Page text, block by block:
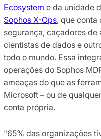
Ecosystem e da unidade
Sophos X-Ops, que conta
segurança, caçadores de
cientistas de dados e
todo o mundo. Essa
operações do Sophos
ameaças do que as
Microsoft – ou de
conta própria.
"65% das organizações